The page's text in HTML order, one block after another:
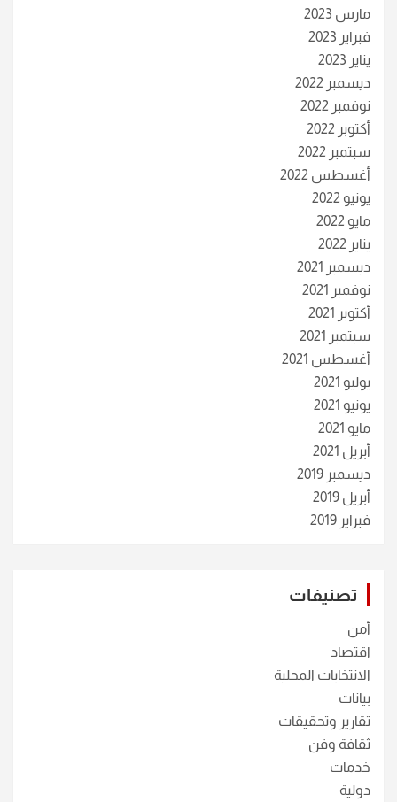
مارس 2023
فبراير 2023
يناير 2023
ديسمبر 2022
نوفمبر 2022
أكتوبر 2022
سبتمبر 2022
أغسطس 2022
يونيو 2022
مايو 2022
يناير 2022
ديسمبر 2021
نوفمبر 2021
أكتوبر 2021
سبتمبر 2021
أغسطس 2021
يوليو 2021
يونيو 2021
مايو 2021
أبريل 2021
ديسمبر 2019
أبريل 2019
فبراير 2019
تصنيفات
أمن
اقتصاد
الانتخابات المحلية
بيانات
تقارير وتحقيقات
ثقافة وفن
خدمات
دولية